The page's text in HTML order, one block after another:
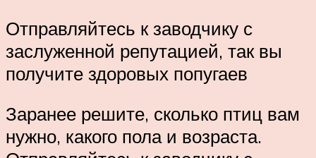
Отправляйтесь к заводчику с
заслуженной репутацией, так вы
получите здоровых попугаев
Заранее решите, сколько птиц вам
нужно, какого пола и возраста.